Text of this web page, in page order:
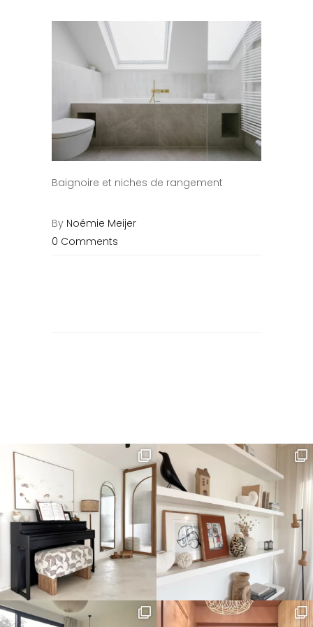
Baignoire et niches de rangement
By Noémie Meijer
0 Comments